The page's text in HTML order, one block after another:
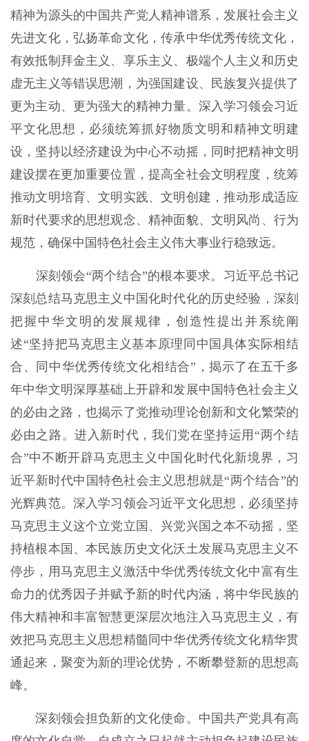
精神为源头的中国共产党人精神谱系，发展社会主义
先进文化，弘扬革命文化，传承中华优秀传统文化，
有效抵制拜金主义、享乐主义、极端个人主义和历史
虚无主义等错误思潮，为强国建设、民族复兴提供了
更为主动、更为强大的精神力量。深入学习领会习近
平文化思想，必须统筹抓好物质文明和精神文明建
设，坚持以经济建设为中心不动摇，同时把精神文明
建设摆在更加重要位置，提高全社会文明程度，统筹
推动文明培育、文明实践、文明创建，推动形成适应
新时代要求的思想观念、精神面貌、文明风尚、行为
规范，确保中国特色社会主义伟大事业行稳致远。
深刻领会“两个结合”的根本要求。习近平总书记
深刻总结马克思主义中国化时代化的历史经验，深刻
把握中华文明的发展规律，创造性提出并系统阐
述“坚持把马克思主义基本原理同中国具体实际相结
合、同中华优秀传统文化相结合”，揭示了在五千多
年中华文明深厚基础上开辟和发展中国特色社会主义
的必由之路，也揭示了党推动理论创新和文化繁荣的
必由之路。进入新时代，我们党在坚持运用“两个结
合”中不断开辟马克思主义中国化时代化新境界，习
近平新时代中国特色社会主义思想就是“两个结合”的
光辉典范。深入学习领会习近平文化思想，必须坚持
马克思主义这个立党立国、兴党兴国之本不动摇，坚
持植根本国、本民族历史文化沃土发展马克思主义不
停步，用马克思主义激活中华优秀传统文化中富有生
命力的优秀因子并赋予新的时代内涵，将中华民族的
伟大精神和丰富智慧更深层次地注入马克思主义，有
效把马克思主义思想精髓同中华优秀传统文化精华贯
通起来，聚变为新的理论优势，不断攀登新的思想高
峰。
深刻领会担负新的文化使命。中国共产党具有高